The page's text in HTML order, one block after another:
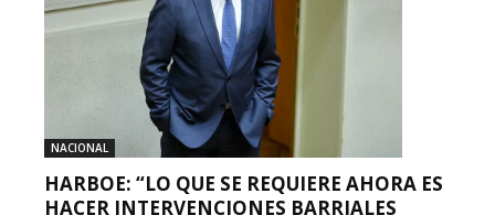
NACIONAL
HARBOE: “LO QUE SE REQUIERE AHORA ES
HACER INTERVENCIONES BARRIALES